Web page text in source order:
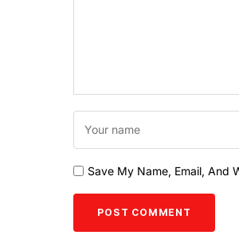
Save My Name, Email, And